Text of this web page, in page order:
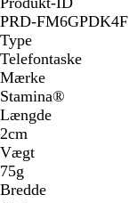
PRD-FM6GPDK4F
Type
Telefontaske
Mærke
Stamina®
Længde
2cm
Vægt
75g
Bredde